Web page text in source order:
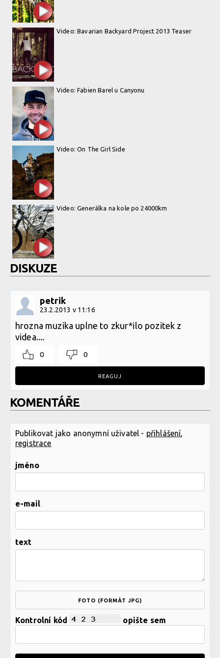
Video: Bavarian Backyard Project 2013 Teaser
Video: Fabien Barel u Canyonu
Video: On The Girl Side
Video: Generálka na kole po 24000km
DISKUZE
petrik
23.2.2013 v 11:16
hrozna muzika uplne to zkur*ilo pozitek z
videa....
0 0
REAGUJ
KOMENTÁŘE
Publikovat jako anonymní uživatel - přihlášení
registrace
jméno
e-mail
text
FOTO (FORMÁT JPG)
Kontrolní kód opište sem